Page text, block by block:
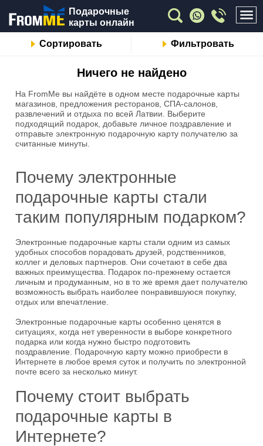
Подарочные
карты онлайн
Сортировать Фильтровать
Ничего не найдено
На FromMe вы найдёте в одном месте подарочные карты
магазинов, предложения ресторанов, СПА-салонов,
развлечений и отдыха по всей Латвии. Выберите
подходящий подарок, добавьте личное поздравление и
отправьте электронную подарочную карту получателю за
считанные минуты.
Почему электронные
подарочные карты стали
таким популярным подарком?
Электронные подарочные карты стали одним из самых
удобных способов порадовать друзей, родственников,
коллег и деловых партнеров. Они сочетают в себе два
важных преимущества. Подарок по-прежнему остается
личным и продуманным, но в то же время дает получателю
возможность выбрать наиболее понравившуюся покупку,
отдых или впечатление.
Электронные подарочные карты особенно ценятся в
ситуациях, когда нет уверенности в выборе конкретного
подарка или когда нужно быстро подготовить
поздравление. Подарочную карту можно приобрести в
Интернете в любое время суток и получить по электронной
почте всего за несколько минут.
Почему стоит выбрать
подарочные карты в
Интернете?